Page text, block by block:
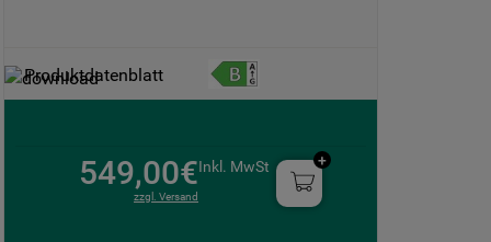
Produktdatenblatt
549,00€Inkl. MwSt
zzgl. Versand